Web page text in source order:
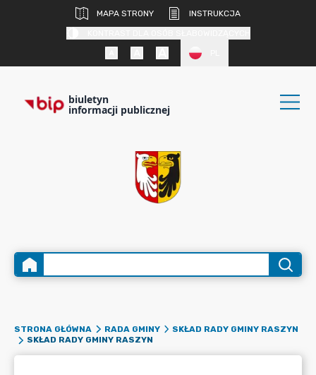
MAPA STRONY
INSTRUKCJA
biuletyn
informacji publicznej
STRONA GŁÓWNA RADA GMINY
SKŁAD RADY GMINY RASZYN
SKŁAD RADY GMINY RASZYN